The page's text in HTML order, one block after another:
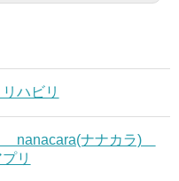
ハビリ
ナナカラ)
リ